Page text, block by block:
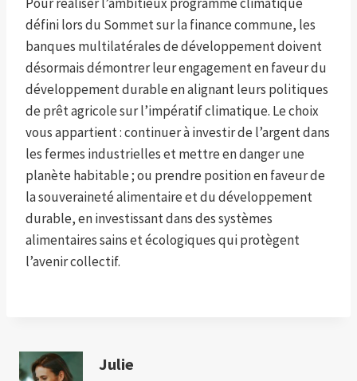
défini lors du Sommet sur la finance commune, les
banques multilatérales de développement doivent
désormais démontrer leur engagement en faveur du
développement durable en alignant leurs politiques
de prêt agricole sur l’impératif climatique. Le choix
vous appartient : continuer à investir de l’argent dans
les fermes industrielles et mettre en danger une
planète habitable ; ou prendre position en faveur de
la souveraineté alimentaire et du développement
durable, en investissant dans des systèmes
alimentaires sains et écologiques qui protègent
l’avenir collectif.
Julie